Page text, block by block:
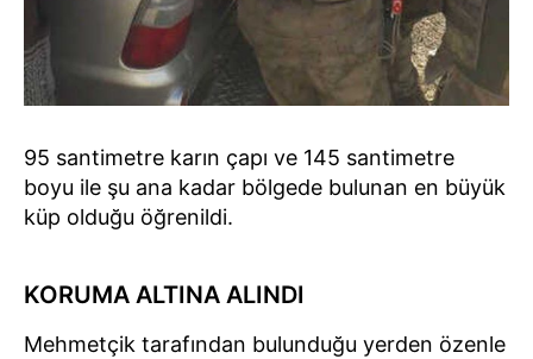
95 santimetre karın çapı ve 145 santimetre
boyu ile şu ana kadar bölgede bulunan en büyük
küp olduğu öğrenildi.
KORUMA ALTINA ALINDI
Mehmetçik tarafından bulunduğu yerden özenle